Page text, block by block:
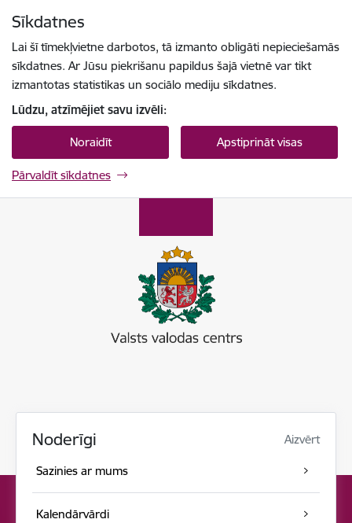
Sīkdatnes
Lai šī tīmekļvietne darbotos, tā izmanto obligāti nepieciešamās
sīkdatnes. Ar Jūsu piekrišanu papildus šajā vietnē var tikt
izmantotas statistikas un sociālo mediju sīkdatnes.
Lūdzu, atzīmējiet savu izvēli:
Noraidīt Apstiprināt visas
Pārvaldīt sīkdatnes
Noderīgi Aizvērt
Sazinies ar mums
Kalendārvārdi